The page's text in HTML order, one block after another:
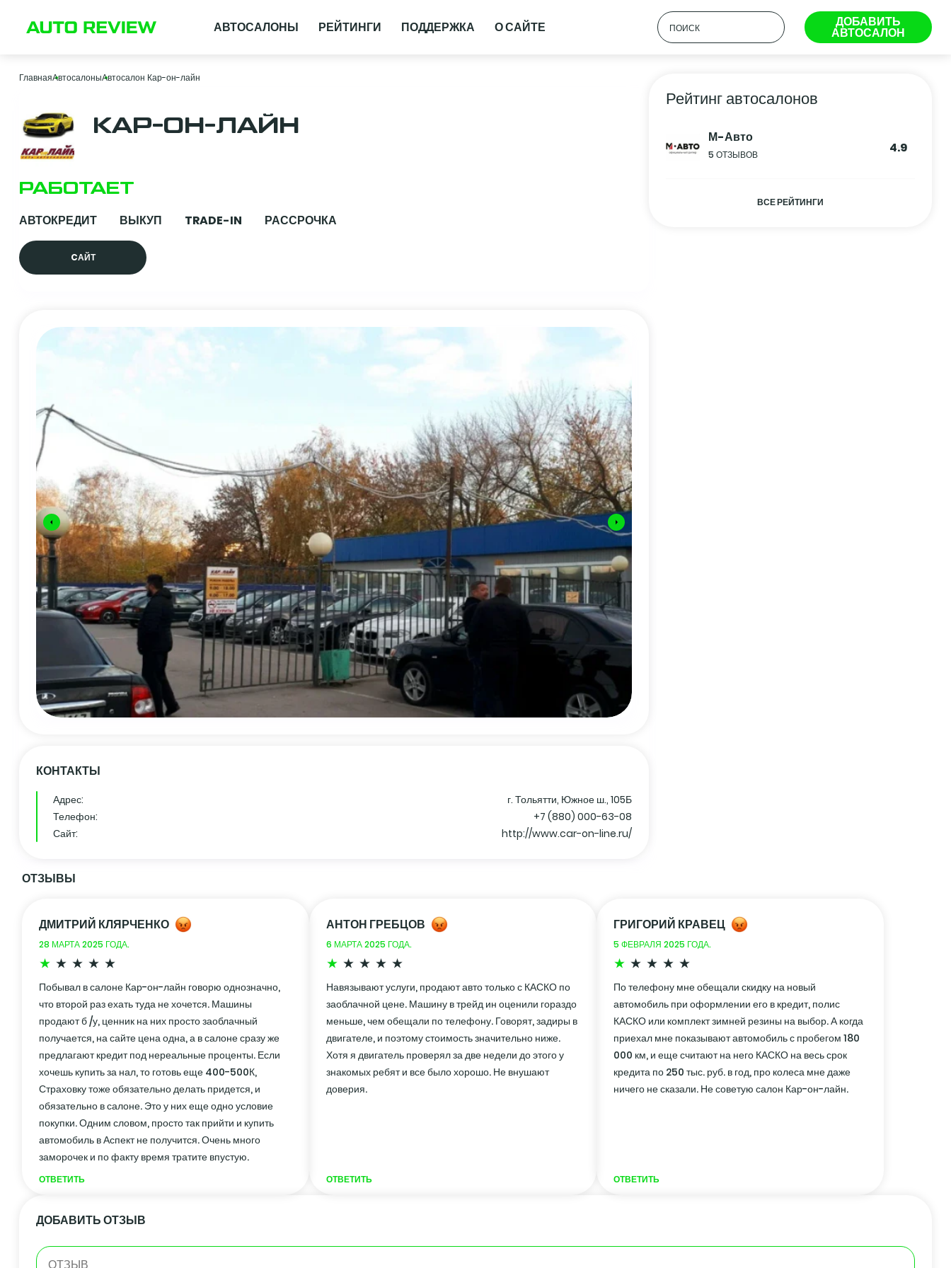
АВТОСАЛОНЫ РЕЙТИНГИ ПОДДЕРЖКА О САЙТЕ ДОБАВИТЬ
АВТОСАЛОН
ГлавнаяАвтосалоныАвтосалон Кар-он-лайн
КАР-ОН-ЛАЙН
РАБОТАЕТ
АВТОКРЕДИТ ВЫКУП TRADE-IN РАССРОЧКА
CАЙТ
КОНТАКТЫ
Адрес:
г. Тольятти, Южное ш., 105Б
Телефон:
+7 (880) 000-63-08
Сайт:
http://www.car-on-line.ru/
Рейтинг автосалонов
М-Авто
5 ОТЗЫВОВ 4.9
ВСЕ РЕЙТИНГИ
ОТЗЫВЫ
ДМИТРИЙ КЛЯРЧЕНКО
28 МАРТА 2025 ГОДА.
Побывал в салоне Кар-он-лайн говорю однозначно,
что второй раз ехать туда не хочется. Машины
продают б /у, ценник на них просто заоблачный
получается, на сайте цена одна, а в салоне сразу же
предлагают кредит под нереальные проценты. Если
хочешь купить за нал, то готовь еще 400-500К,
Страховку тоже обязательно делать придется, и
обязательно в салоне. Это у них еще одно условие
покупки. Одним словом, просто так прийти и купить
автомобиль в Аспект не получится. Очень много
заморочек и по факту время тратите впустую.
ОТВЕТИТЬ
АНТОН ГРЕБЦОВ
6 МАРТА 2025 ГОДА.
Навязывают услуги, продают авто только с КАСКО по
заоблачной цене. Машину в трейд ин оценили гораздо
меньше, чем обещали по телефону. Говорят, задиры в
двигателе, и поэтому стоимость значительно ниже.
Хотя я двигатель проверял за две недели до этого у
знакомых ребят и все было хорошо. Не внушают
доверия.
ОТВЕТИТЬ
ГРИГОРИЙ КРАВЕЦ
5 ФЕВРАЛЯ 2025 ГОДА.
По телефону мне обещали скидку на новый
автомобиль при оформлении его в кредит, полис
КАСКО или комплект зимней резины на выбор. А когда
приехал мне показывают автомобиль с пробегом 180
000 км, и еще считают на него КАСКО на весь срок
кредита по 250 тыс. руб. в год, про колеса мне даже
ничего не сказали. Не советую салон Кар-он-лайн.
ОТВЕТИТЬ
ДОБАВИТЬ ОТЗЫВ